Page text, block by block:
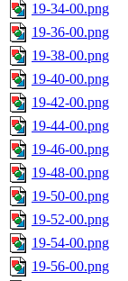
19-34-00.png
19-36-00.png
19-38-00.png
19-40-00.png
19-42-00.png
19-44-00.png
19-46-00.png
19-48-00.png
19-50-00.png
19-52-00.png
19-54-00.png
19-56-00.png